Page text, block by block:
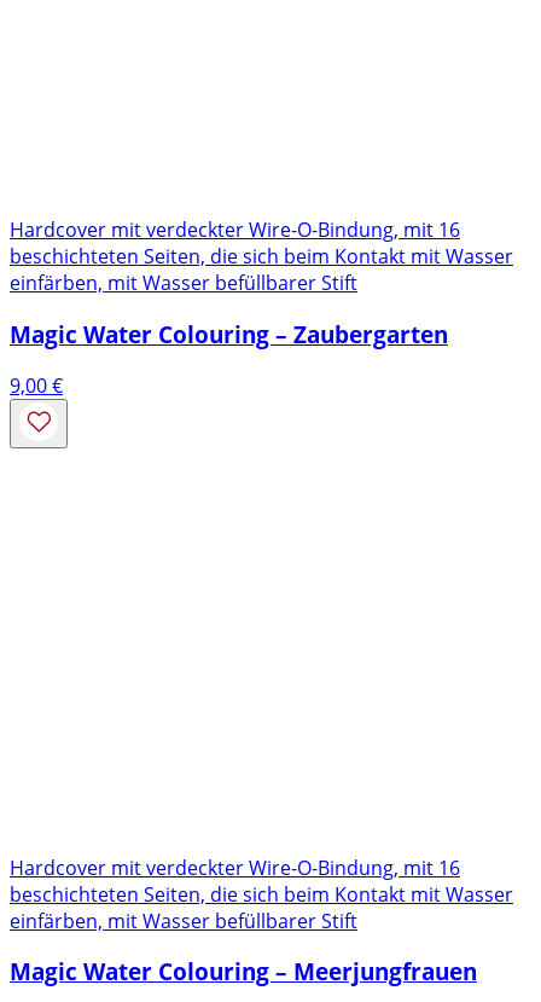
Hardcover mit verdeckter Wire-O-Bindung, mit 16
beschichteten Seiten, die sich beim Kontakt mit Wasser
einfärben, mit Wasser befüllbarer Stift
Magic Water Colouring – Zaubergarten
9,00€
Hardcover mit verdeckter Wire-O-Bindung, mit 16
beschichteten Seiten, die sich beim Kontakt mit Wasser
einfärben, mit Wasser befüllbarer Stift
Magic Water Colouring – Meerjungfrauen